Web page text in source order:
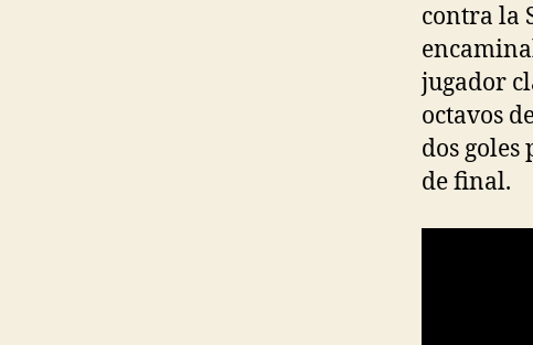
contra la
jugador
octavos
dos
de final.